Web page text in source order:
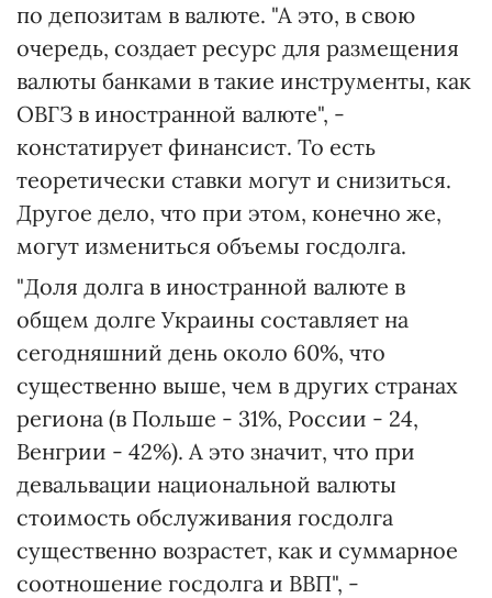
по депозитам в валюте. "А это, в свою
очередь, создает ресурс для размещения
валюты банками в такие инструменты, как
ОВГЗ в иностранной валюте", -
констатирует финансист. То есть
теоретически ставки могут и снизиться.
Другое дело, что при этом, конечно же,
могут измениться объемы госдолга.
"Доля долга в иностранной валюте в
общем долге Украины составляет на
сегодняшний день около 60%, что
существенно выше, чем в других странах
региона (в Польше - 31%, России - 24,
Венгрии - 42%). А это значит, что при
девальвации национальной валюты
стоимость обслуживания госдолга
существенно возрастет, как и суммарное
соотношение госдолга и ВВП", -